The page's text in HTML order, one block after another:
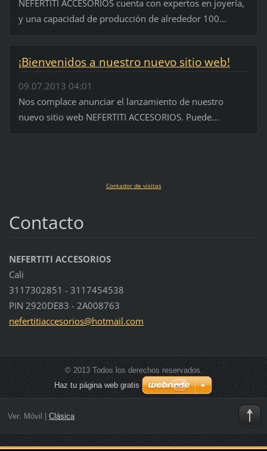
NEFERTITI ACCESORIOS cuenta con expertos en joyería,
y una capacidad de producción de alrededor 100...
¡Bienvenidos a nuestro nuevo sitio web!
09.07.2013 04:01
Nos complace anunciar el lanzamiento de nuestro
nuevo sitio web NEFERTITI ACCESORIOS. Puede...
Contador de visitas
Contacto
NEFERTITI ACCESORIOS
Cali
3117302851 - 3117454538
PIN 2920DE83 - 2A008763
nefertitiaccesorios@hotmail.com
© 2013 Todos los derechos reservados.
Haz tu página web gratis
Ver: Móvil Clásica